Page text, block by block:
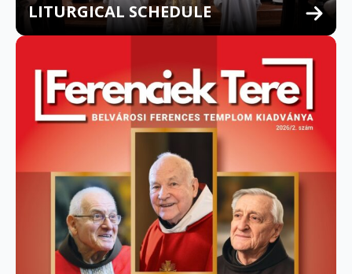
LITURGICAL SCHEDULE